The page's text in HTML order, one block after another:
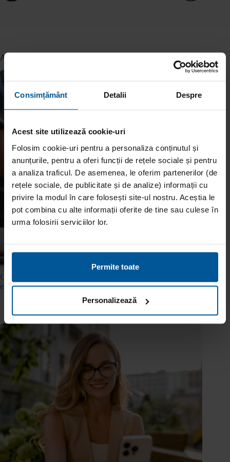
Consimțământ Detalii Despre
Acest site utilizează cookie-uri
Folosim cookie-uri pentru a personaliza conținutul și
anunțurile, pentru a oferi funcții de rețele sociale și pentru
a analiza traficul. De asemenea, le oferim partenerilor (de
rețele sociale, de publicitate și de analize) informații cu
privire la modul în care folosești site-ul nostru. Aceștia le
pot combina cu alte informații oferite de tine sau culese în
urma folosirii serviciilor lor.
Permite toate
Personalizează
Articole similare
Gradul de îndatorare: ce reprezintă, cum se calculează și de ce
este important?